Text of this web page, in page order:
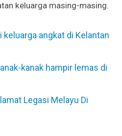
keluarga masing-masing.
keluarga angkat di Kelantan
kanak hampir lemas di
Legasi Melayu Di